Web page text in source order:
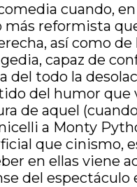
cuando,
reformista
así como
capaz de
todo la
del humor que
de aquel
a Monty
que cinismo,
en ellas viene
del